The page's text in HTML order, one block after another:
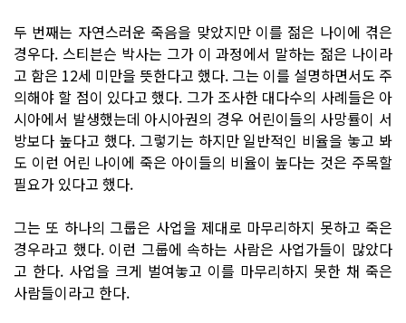
두 번째는 자연스러운 죽음을 맞았지만 이를 젊은 나이에 겪은
경우다. 스티븐슨 박사는 그가 이 과정에서 말하는 젊은 나이라
고 함은 12세 미만을 뜻한다고 했다. 그는 이를 설명하면서도 주
의해야 할 점이 있다고 했다. 그가 조사한 대다수의 사례들은 아
시아에서 발생했는데 아시아권의 경우 어린이들의 사망률이 서
방보다 높다고 했다. 그렇기는 하지만 일반적인 비율을 놓고 봐
도 이런 어린 나이에 죽은 아이들의 비율이 높다는 것은 주목할
필요가 있다고 했다.
그는 또 하나의 그룹은 사업을 제대로 마무리하지 못하고 죽은
경우라고 했다. 이런 그룹에 속하는 사람은 사업가들이 많았다
고 한다. 사업을 크게 벌여놓고 이를 마무리하지 못한 채 죽은
사람들이라고 한다.